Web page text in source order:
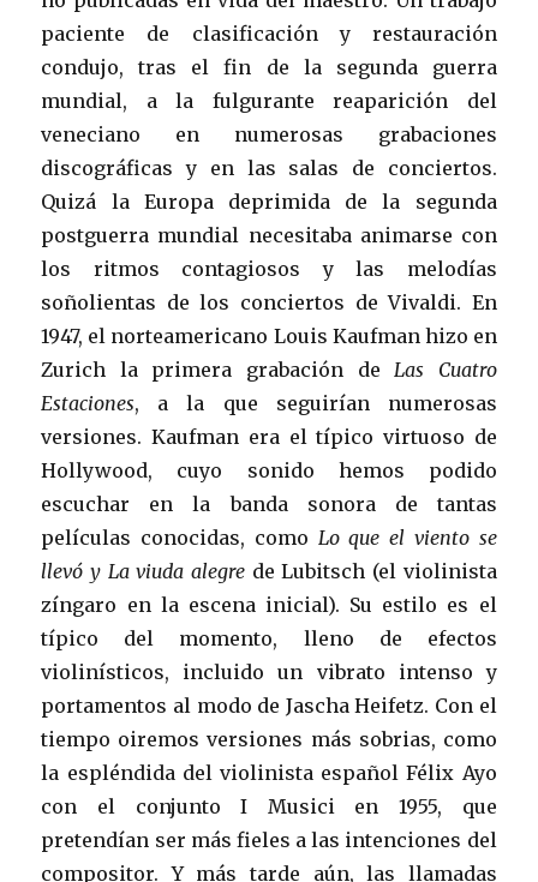
paciente de clasificación y restauración
condujo, tras el fin de la segunda guerra
mundial, a la fulgurante reaparición del
veneciano en numerosas grabaciones
discográficas y en las salas de conciertos.
Quizá la Europa deprimida de la segunda
postguerra mundial necesitaba animarse con
los ritmos contagiosos y las melodías
soñolientas de los conciertos de Vivaldi. En
1947, el norteamericano Louis Kaufman hizo en
Zurich la primera grabación de Las Cuatro
Estaciones, a la que seguirían numerosas
versiones. Kaufman era el típico virtuoso de
Hollywood, cuyo sonido hemos podido
escuchar en la banda sonora de tantas
películas conocidas, como Lo que el viento se
llevó y La viuda alegre de Lubitsch (el violinista
zíngaro en la escena inicial). Su estilo es el
típico del momento, lleno de efectos
violinísticos, incluido un vibrato intenso y
portamentos al modo de Jascha Heifetz. Con el
tiempo oiremos versiones más sobrias, como
la espléndida del violinista español Félix Ayo
con el conjunto I Musici en 1955, que
pretendían ser más fieles a las intenciones del
compositor. Y más tarde aún, las llamadas